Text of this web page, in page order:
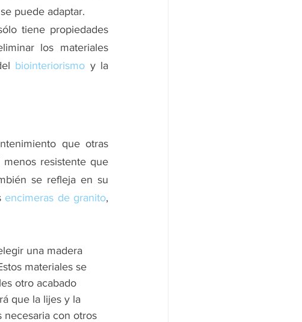
puede adaptar.
tiene propiedades
los materiales
biointeriorismo y la
que otras
resistente que
se refleja en su
encimeras de granito,
una madera
materiales se
otro acabado
que la lijes y la
necesaria con otros